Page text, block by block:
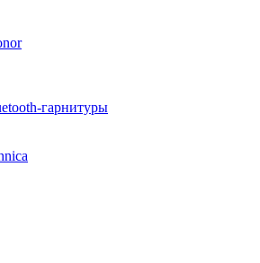
гарнитуры